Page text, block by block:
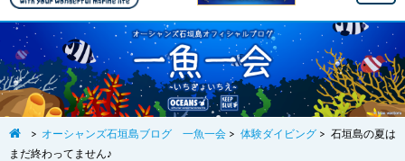
> オーシャンズ石垣島ブログ 一魚一会 > 体験ダイビング > 石垣島の夏は
まだ終わってません♪